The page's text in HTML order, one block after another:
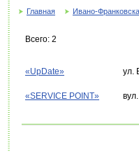
Главная Ивано-
Всего: 2
«UpDate» ул.
«SERVICE POINT»